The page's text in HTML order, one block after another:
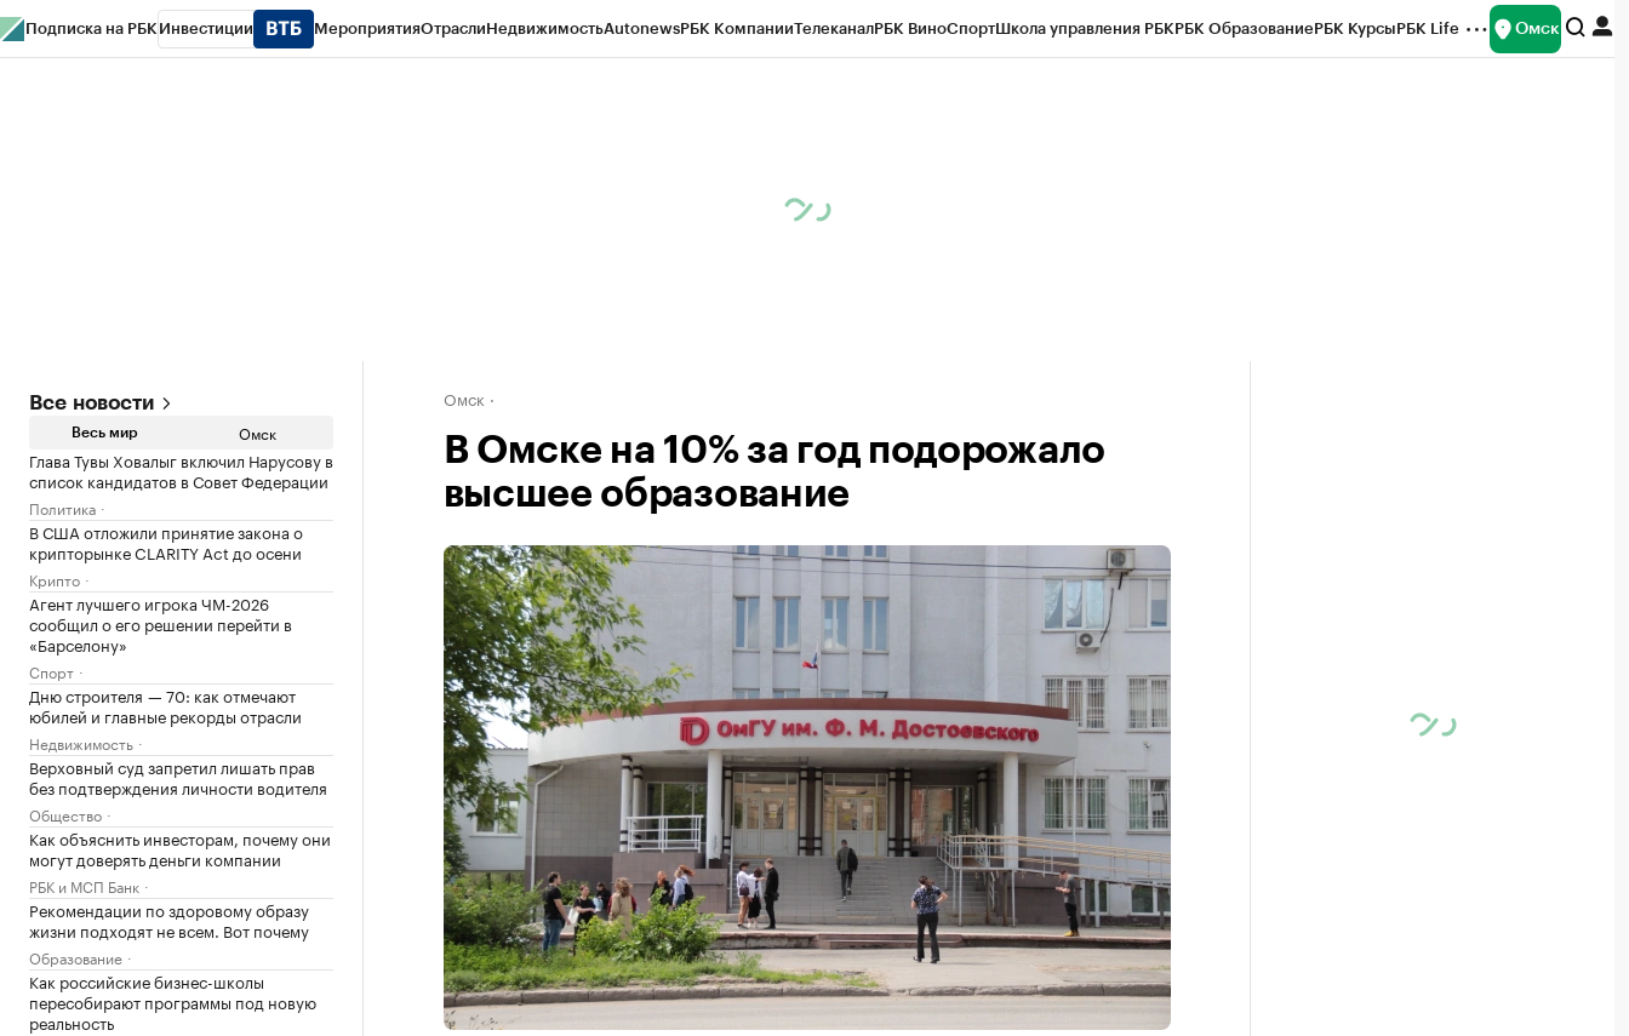
Подписка на РБК Инвестиции МероприятияОтраслиНедвижимостьAutonewsРБК КомпанииТелеканалРБК ВиноСпортШкола управления РБКРБК ОбразованиеРБК КурсыРБК Life Омск
Все новости
Весь мир Омск
Глава Тувы Ховалыг включил Нарусову в
список кандидатов в Совет Федерации
Политика
В США отложили принятие закона о
крипторынке CLARITY Act до осени
Крипто
Агент лучшего игрока ЧМ-2026
сообщил о его решении перейти в
«Барселону»
Спорт
Дню строителя — 70: как отмечают
юбилей и главные рекорды отрасли
Недвижимость
Верховный суд запретил лишать прав
без подтверждения личности водителя
Общество
Как объяснить инвесторам, почему они
могут доверять деньги компании
РБК и МСП Банк
Рекомендации по здоровому образу
жизни подходят не всем. Вот почему
Образование
Как российские бизнес-школы
пересобирают программы под новую
реальность
Омск
В Омске на 10% за год подорожало
высшее образование